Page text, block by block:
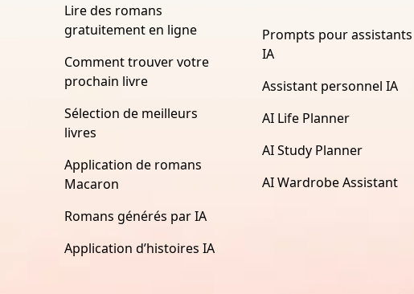
Lire des romans
gratuitement en ligne
Comment trouver votre
prochain livre
Sélection de meilleurs
livres
Application de romans
Macaron
Romans générés par IA
Application d’histoires IA
Prompts pour assistants
IA
Assistant personnel IA
AI Life Planner
AI Study Planner
AI Wardrobe Assistant